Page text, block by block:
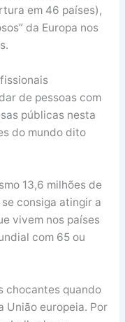
em 46 países),
da Europa nos
de pessoas com
públicas nesta
do mundo dito
13,6 milhões de
consiga atingir a
vivem nos países
com 65 ou
chocantes quando
União europeia. Por